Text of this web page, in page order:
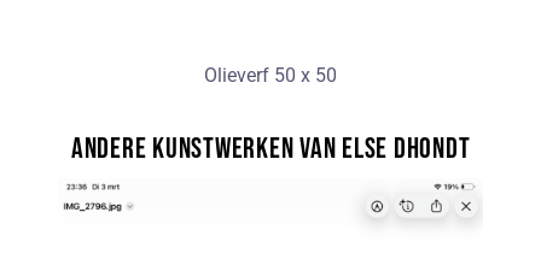
Olieverf 50 x 50
Andere kunstwerken van Else Dhondt